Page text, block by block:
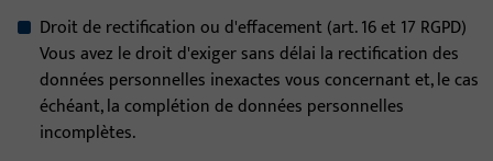
Droit de rectification ou d'effacement (art. 16 et 17 RGPD)
Vous avez le droit d'exiger sans délai la rectification des
données personnelles inexactes vous concernant et, le cas
échéant, la complétion de données personnelles
incomplètes.